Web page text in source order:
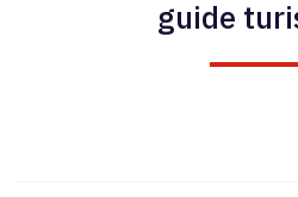
guide